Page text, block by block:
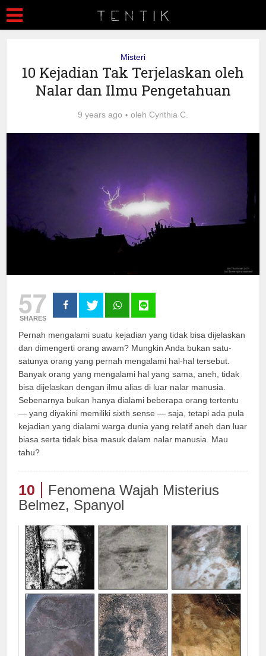
Misteri
10 Kejadian Tak Terjelaskan oleh
Nalar dan Ilmu Pengetahuan
9 years ago oleh Cynthia C.
57
SHARES
Pernah mengalami suatu kejadian yang tidak bisa dijelaskan
dan dimengerti orang awam? Mungkin Anda bukan satu-
satunya orang yang pernah mengalami hal-hal tersebut.
Banyak orang yang mengalami hal yang sama, aneh, tidak
bisa dijelaskan dengan ilmu alias di luar nalar manusia.
Sebenarnya bukan hanya dialami beberapa orang tertentu
— yang diyakini memiliki sixth sense — saja, tetapi ada pula
kejadian yang dialami warga dunia yang relatif aneh dan luar
biasa serta tidak bisa masuk dalam nalar manusia. Mau
tahu?
10
Fenomena Wajah Misterius
Belmez, Spanyol